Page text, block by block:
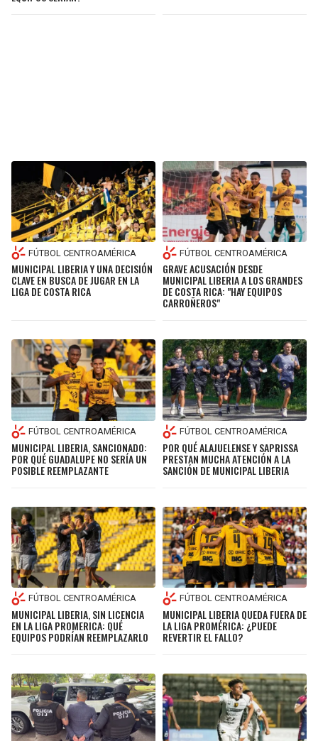
FÚTBOL CENTROAMÉRICA
MUNICIPAL LIBERIA Y UNA DECISIÓN
CLAVE EN BUSCA DE JUGAR EN LA
LIGA DE COSTA RICA
FÚTBOL CENTROAMÉRICA
GRAVE ACUSACIÓN DESDE
MUNICIPAL LIBERIA A LOS GRANDES
DE COSTA RICA: "HAY EQUIPOS
CARROÑEROS"
FÚTBOL CENTROAMÉRICA
MUNICIPAL LIBERIA, SANCIONADO:
POR QUÉ GUADALUPE NO SERÍA UN
POSIBLE REEMPLAZANTE
FÚTBOL CENTROAMÉRICA
POR QUÉ ALAJUELENSE Y SAPRISSA
PRESTAN MUCHA ATENCIÓN A LA
SANCIÓN DE MUNICIPAL LIBERIA
FÚTBOL CENTROAMÉRICA
MUNICIPAL LIBERIA, SIN LICENCIA
EN LA LIGA PROMERICA: QUÉ
EQUIPOS PODRÍAN REEMPLAZARLO
FÚTBOL CENTROAMÉRICA
MUNICIPAL LIBERIA QUEDA FUERA DE
LA LIGA PROMÉRICA: ¿PUEDE
REVERTIR EL FALLO?